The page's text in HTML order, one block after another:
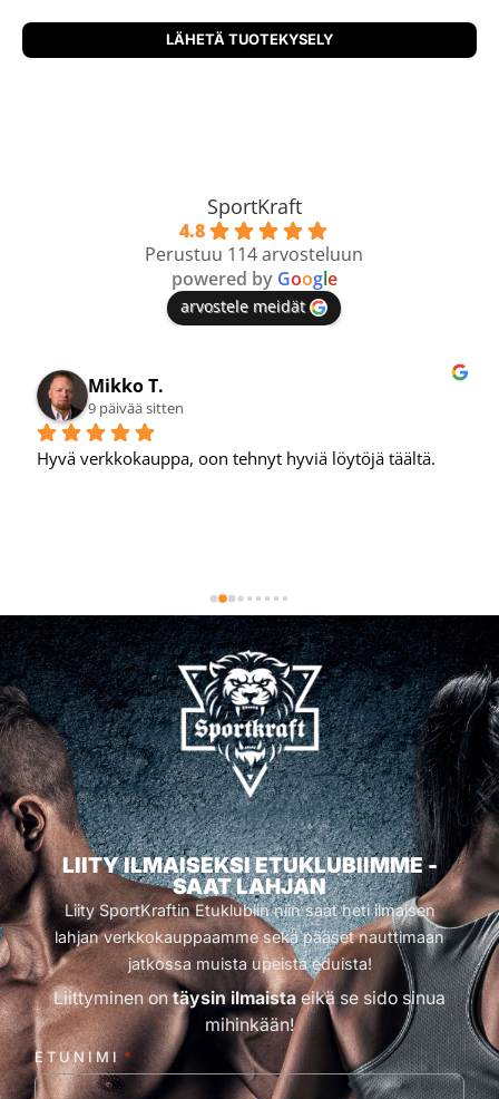
SportKraft
4.8
Perustuu 114 arvosteluun
powered by Google
arvostele meidät
täältä. Tosi hyvä verkkokauppa.
LIITY ILMAISEKSI ETUKLUBIIMME -
SAAT LAHJAN
Liity SportKraftin Etuklubiin niin saat heti ilmaisen
lahjan verkkokauppaamme sekä pääset nauttimaan
jatkossa muista upeista eduista!
Liittyminen ontäysin ilmaistaeikä se sido sinua
mihinkään!
ETUNIMI *